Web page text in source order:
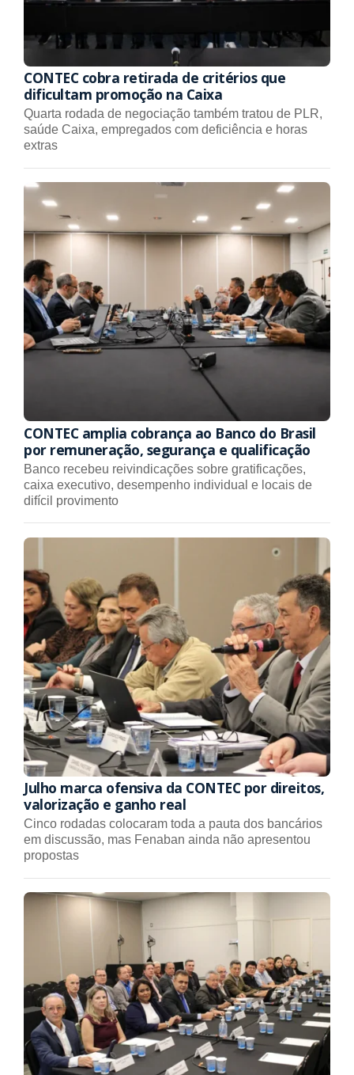
CONTEC cobra retirada de critérios que
dificultam promoção na Caixa
Quarta rodada de negociação também tratou de PLR,
saúde Caixa, empregados com deficiência e horas
extras
CONTEC amplia cobrança ao Banco do Brasil
por remuneração, segurança e qualificação
Banco recebeu reivindicações sobre gratificações,
caixa executivo, desempenho individual e locais de
difícil provimento
Julho marca ofensiva da CONTEC por direitos,
valorização e ganho real
Cinco rodadas colocaram toda a pauta dos bancários
em discussão, mas Fenaban ainda não apresentou
propostas